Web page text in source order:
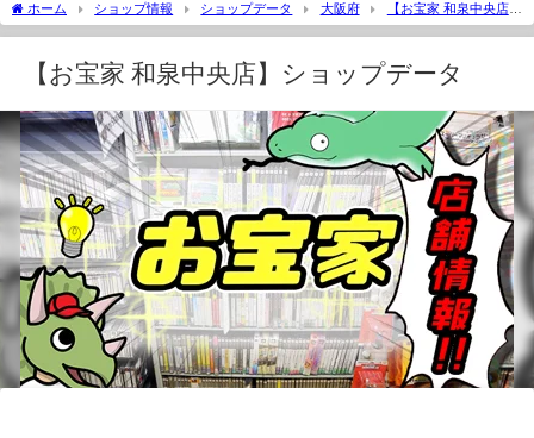
ホーム ショップ情報 ショップデータ 大阪府
【お宝家 和泉中央店】
ショップデータ | トリケラクエスト
【お宝家 和泉中央店】ショップデータ